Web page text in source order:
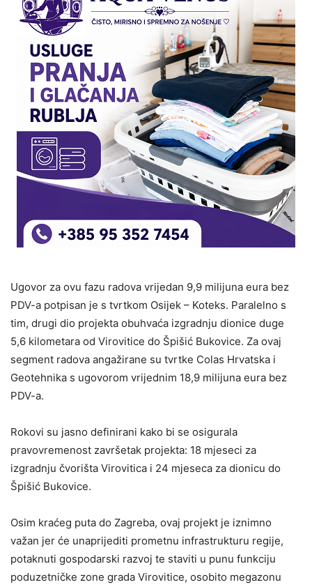
Ugovor za ovu fazu radova vrijedan 9,9 milijuna eura bez
PDV-a potpisan je s tvrtkom Osijek – Koteks. Paralelno s
tim, drugi dio projekta obuhvaća izgradnju dionice duge
5,6 kilometara od Virovitice do Špišić Bukovice. Za ovaj
segment radova angažirane su tvrtke Colas Hrvatska i
Geotehnika s ugovorom vrijednim 18,9 milijuna eura bez
PDV-a.
Rokovi su jasno definirani kako bi se osigurala
pravovremenost završetak projekta: 18 mjeseci za
izgradnju čvorišta Virovitica i 24 mjeseca za dionicu do
Špišić Bukovice.
Osim kraćeg puta do Zagreba, ovaj projekt je iznimno
važan jer će unaprijediti prometnu infrastrukturu regije,
potaknuti gospodarski razvoj te staviti u punu funkciju
poduzetničke zone grada Virovitice, osobito megazonu